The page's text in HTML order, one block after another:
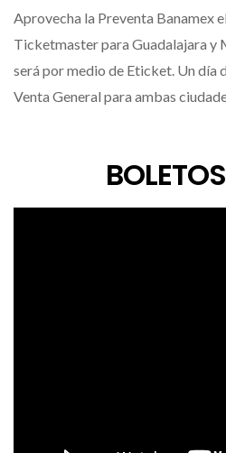
Aprovecha la Preventa Banamex
Ticketmaster para Guadalajara y
será por medio de Eticket. Un día
Venta General para ambas